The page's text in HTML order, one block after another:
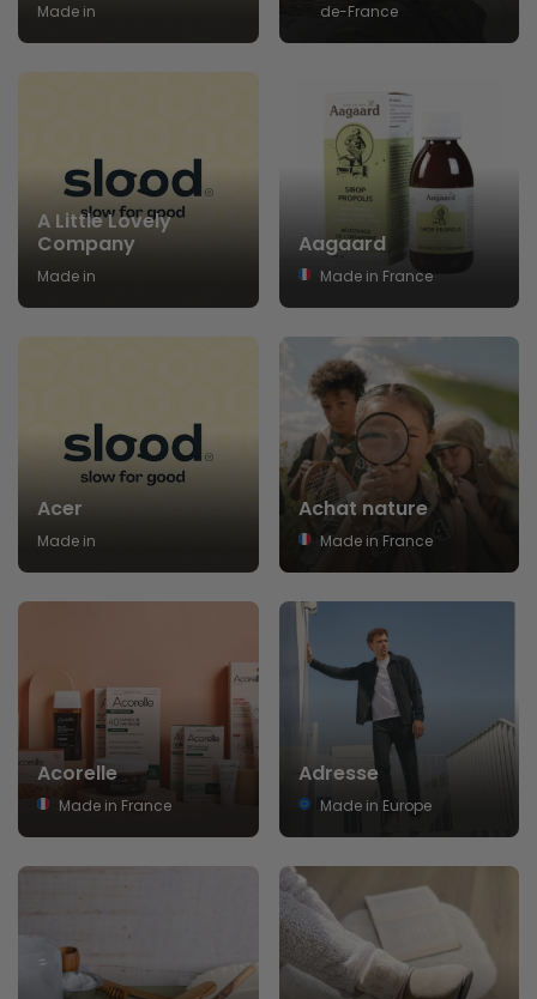
Made in
de-France
A Little Lovely
Company
Made in
Aagaard
Made in France
Acer
Made in
Achat nature
Made in France
Acorelle
Made in France
Adresse
Made in Europe